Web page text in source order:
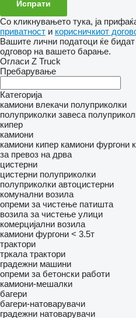
Со кликнувањето тука, ја
приватност и корисничкиот
Вашите лични податоци ќе
одговор на вашето барање.
Огласи Z Truck
Пребарување
Категорија
камиони влекачи полуприколки
полуприколки завеса
кипер
камиони
камиони кипер камиони фургони
за превоз на дрва
цистерни
цистерни полуприколки
полуприколки автоцистерни
комунални возила
опреми за чистење патишта
возила за чистење улици
комерцијални возила
камиони фургони < 3.5т
трактори
тркала трактори
градежни машини
опреми за бетонски работи
камиони-мешалки
багери
багери-натоварувачи
градежни натоварувачи